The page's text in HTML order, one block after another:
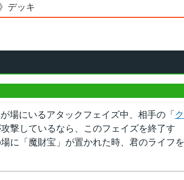
デッキ
場にいるアタックフェイズ中、相手の「 ク
撃しているなら、このフェイズを終了す
に「魔財宝」が置かれた時、君のライフを